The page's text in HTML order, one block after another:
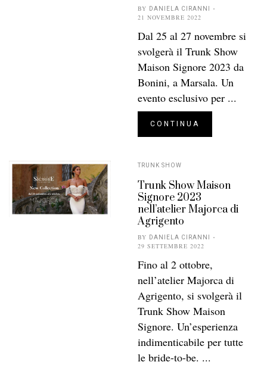
BY DANIELA CIRANNI
21 NOVEMBRE 2022
Dal 25 al 27 novembre si
svolgerà il Trunk Show
Maison Signore 2023 da
Bonini, a Marsala. Un
evento esclusivo per ...
CONTINUA
TRUNK SHOW
Trunk Show Maison
Signore 2023
nell’atelier Majorca di
Agrigento
BY DANIELA CIRANNI
29 SETTEMBRE 2022
Fino al 2 ottobre,
nell’atelier Majorca di
Agrigento, si svolgerà il
Trunk Show Maison
Signore. Un’esperienza
indimenticabile per tutte
le bride-to-be. ...